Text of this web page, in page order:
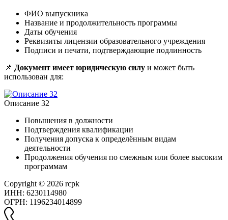
ФИО выпускника
Название и продолжительность программы
Даты обучения
Реквизиты лицензии образовательного учреждения
Подписи и печати, подтверждающие подлинность
📌 Документ имеет юридическую силу и может быть
использован для:
Описание 32
Повышения в должности
Подтверждения квалификации
Получения допуска к определённым видам
деятельности
Продолжения обучения по смежным или более высоким
программам
Copyright © 2026 rcpk
ИНН: 6230114980
ОГРН: 1196234014899